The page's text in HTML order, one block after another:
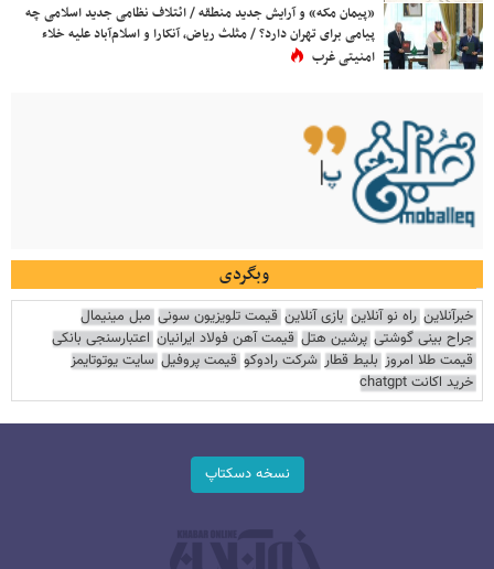
«پیمان مکه» و آرایش جدید منطقه / ائتلاف نظامی جدید اسلامی چه
پیامی برای تهران دارد؟ / مثلث ریاض، آنکارا و اسلام‌آباد علیه خلاء
امنیتی غرب
وبگردی
خبرآنلاین راه نو آنلاین بازی آنلاین قیمت تلویزیون سونی مبل مینیمال
جراح بینی گوشتی پرشین هتل قیمت آهن فولاد ایرانیان اعتبارسنجی بانکی
قیمت طلا امروز بلیط قطار شرکت رادوکو قیمت پروفیل سایت یوتوتایمز
خرید اکانت chatgpt
نسخه دسکتاپ